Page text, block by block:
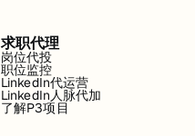
求职代理
岗位代投
职位监控
LinkedIn代运营
LinkedIn人脉代加
了解P3项目